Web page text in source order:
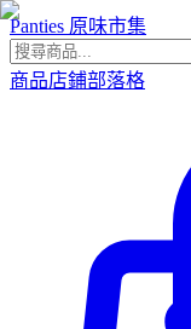
Panties 原味市集
商品店鋪部落格